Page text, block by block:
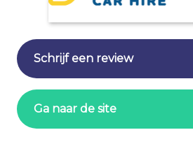
Schrijf een review
Ga naar de site